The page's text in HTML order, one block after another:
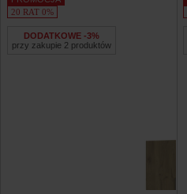
20 RAT 0%
DODATKOWE -3%
przy zakupie 2 produktów